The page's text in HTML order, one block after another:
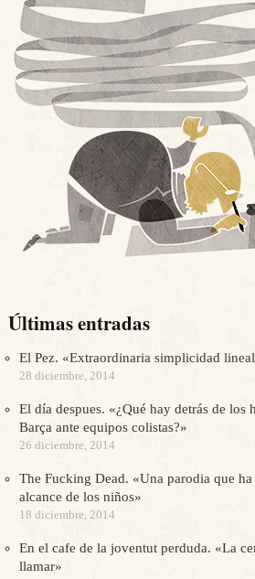
Últimas entradas
El Pez. «Extraordinaria simplicidad
28 diciembre, 2014
El día despues. «¿Qué hay detrás de los
Barça ante equipos colistas?»
26 diciembre, 2014
The Fucking Dead. «Una parodia que ha
alcance de los niños»
18 diciembre, 2014
En el cafe de la joventut perduda. «La
llamar»